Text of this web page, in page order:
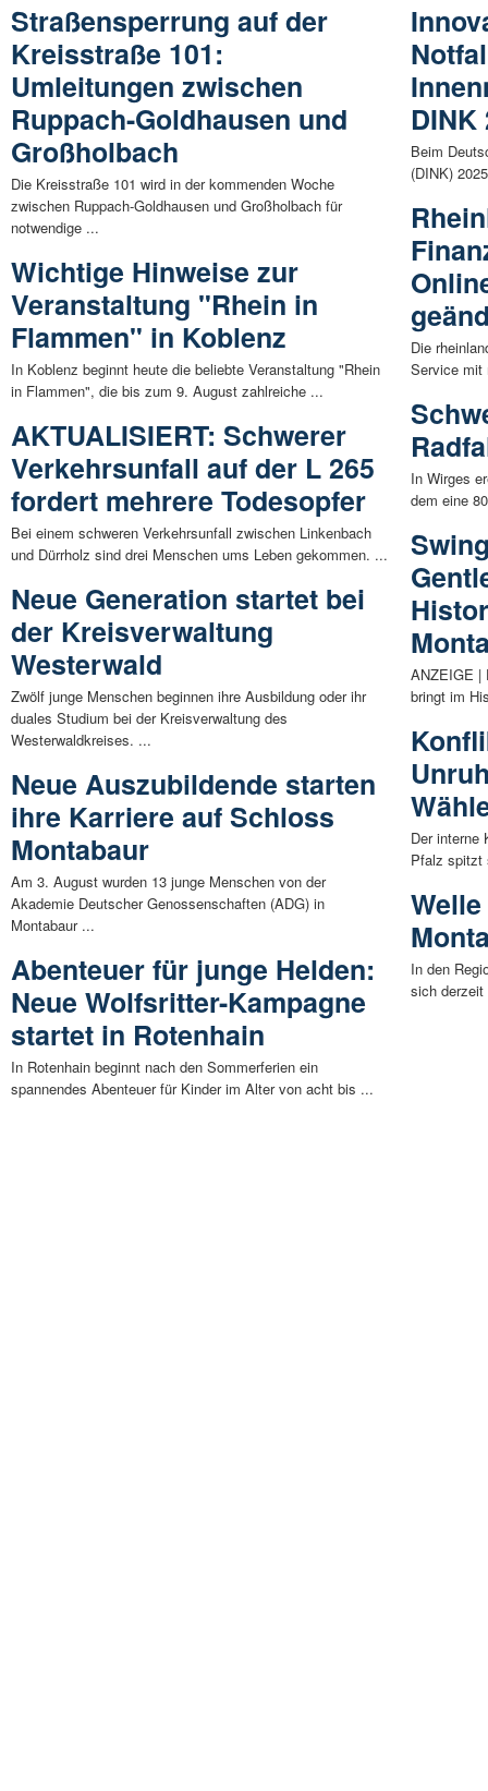
Straßensperrung auf der
Kreisstraße 101:
Umleitungen zwischen
Ruppach-Goldhausen und
Großholbach
Die Kreisstraße 101 wird in der kommenden Woche
zwischen Ruppach-Goldhausen und Großholbach für
notwendige ...
Wichtige Hinweise zur
Veranstaltung "Rhein in
Flammen" in Koblenz
In Koblenz beginnt heute die beliebte Veranstaltung "Rhein
in Flammen", die bis zum 9. August zahlreiche ...
AKTUALISIERT: Schwerer
Verkehrsunfall auf der L 265
fordert mehrere Todesopfer
Bei einem schweren Verkehrsunfall zwischen Linkenbach
und Dürrholz sind drei Menschen ums Leben gekommen. ...
Neue Generation startet bei
der Kreisverwaltung
Westerwald
Zwölf junge Menschen beginnen ihre Ausbildung oder ihr
duales Studium bei der Kreisverwaltung des
Westerwaldkreises. ...
Neue Auszubildende starten
ihre Karriere auf Schloss
Montabaur
Am 3. August wurden 13 junge Menschen von der
Akademie Deutscher Genossenschaften (ADG) in
Montabaur ...
Abenteuer für junge Helden:
Neue Wolfsritter-Kampagne
startet in Rotenhain
In Rotenhain beginnt nach den Sommerferien ein
spannendes Abenteuer für Kinder im Alter von acht bis ...
Beim
(DINK)
Die
Service mit
In Wirges
dem eine
ANZEIGE |
bringt im
Der interne
Pfalz spitzt
In den
sich